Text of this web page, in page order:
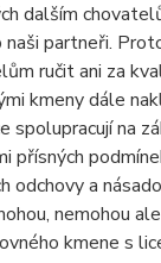
dalším
naši partneři.
ručit ani za
kmeny dále
spolupracují na
přísných
odchovy a
nemohou
kmene s